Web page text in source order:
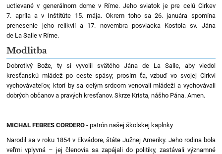
uctievané v generálnom dome v Ríme. Jeho sviatok je pre celú Cirkev
7. apríla a v Inštitúte 15. mája. Okrem toho sa 26. januára spomína
prenesenie jeho relikvií a 17. novembra posviacka Kostola sv. Jána
de La Salle v Ríme.
Modlitba
Dobrotivý Bože, ty si vyvolil svätého Jána de La Salle, aby viedol
kresťanskú mládež po ceste spásy; prosím ťa, vzbuď vo svojej Cirkvi
vychovávateľov, ktorí by sa celým srdcom venovali mládeži a vychovávali
dobrých občanov a pravých kresťanov. Skrze Krista, nášho Pána. Amen.
MICHAL FEBRES CORDERO - patrón našej školskej kaplnky
Narodil sa v roku 1854 v Ekvádore, štáte Južnej Ameriky. Jeho rodina bola
veľmi vplyvná – jej členovia sa zapájali do politiky, zastávali významné